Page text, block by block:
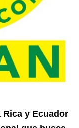
Rica y Ecuador